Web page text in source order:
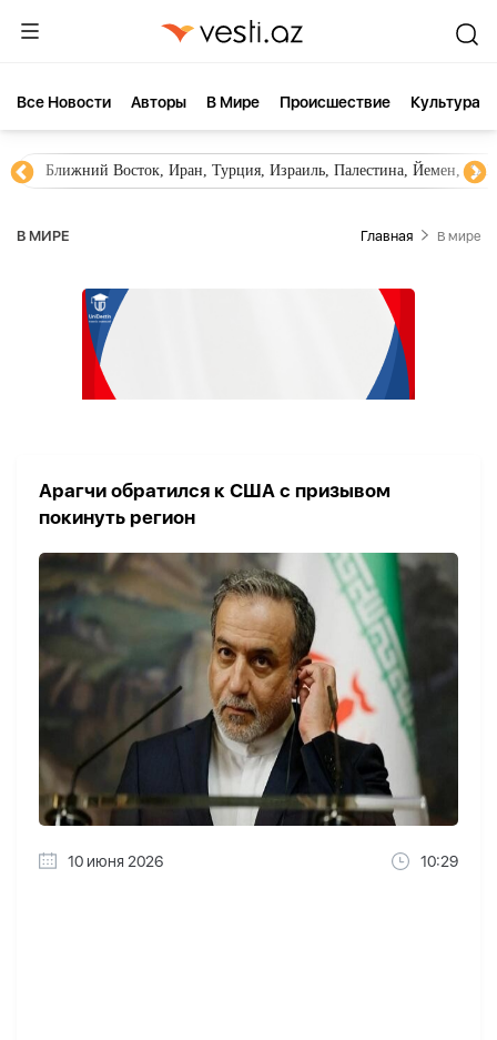
Все Новости Aвторы В Мире Происшествие Культура
Ближний Восток, Иран, Турция, Израиль, Палестина, Йемен,
В МИРЕ Главная В мире
Арагчи обратился к США с призывом
покинуть регион
10 июня 2026 10:29